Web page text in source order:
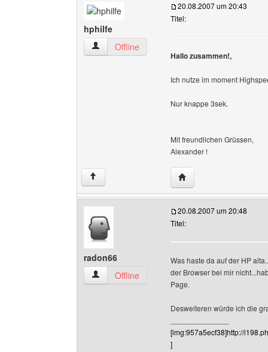
hphilfe
hphilfe Benutzer-Profile anzeigen
Offline
20.08.2007 um 20:43
Titel:
Hallo zusammen!,
Ich nutze im moment
Nur knappe 3sek.
Mit freundlichen Grüssen,
Alexander !
↑ Website dieses
radon66
radon66 Benutzer-Profile anzeigen
Offline
20.08.2007 um 20:48
Titel:
Was haste da auf der HP
der Browser bei mir
Page.
Desweiteren würde ich die
[img:957a5ecf38]http://
]